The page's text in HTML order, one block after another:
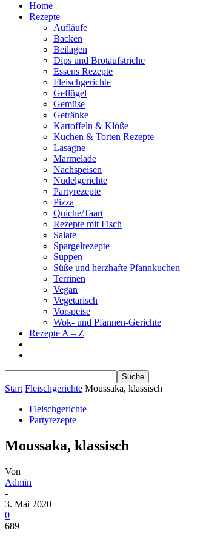
Home
Rezepte
Aufläufe
Backen
Beilagen
Dips und Brotaufstriche
Essens Rezepte
Fleischgerichte
Geflügel
Gemüse
Getränke
Kartoffeln & Klöße
Kuchen & Torten Rezepte
Lasagne
Marmelade
Nachspeisen
Nudelgerichte
Partyrezepte
Pizza
Quiche/Taart
Rezepte mit Fisch
Salate
Spargelrezepte
Suppen
Süße und herzhafte Pfannkuchen
Terrinen
Vegan
Vegetarisch
Vorspeise
Wok- und Pfannen-Gerichte
Rezepte A – Z
Start Fleischgerichte Moussaka, klassisch
Fleischgerichte
Partyrezepte
Moussaka, klassisch
Von
Admin
-
3. Mai 2020
0
689